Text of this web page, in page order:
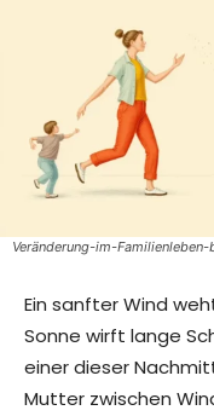
Veränderung-im-
Ein sanfter Wind
Sonne wirft lange
einer dieser
Mutter zwischen